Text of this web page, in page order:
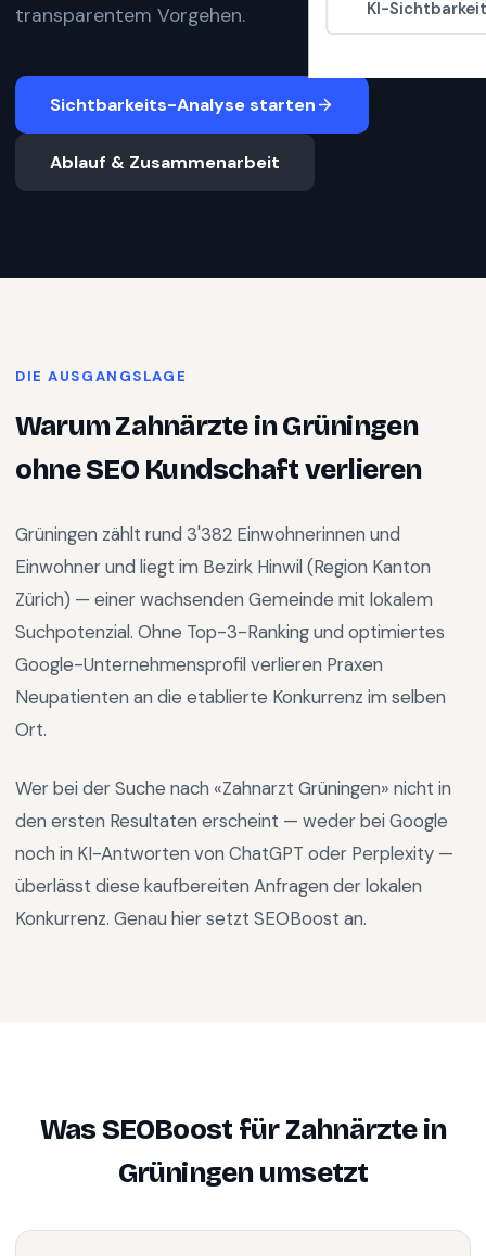
KI-
transparentem Vorgehen.
Sichtbarkeits-Analyse starten
Ablauf & Zusammenarbeit
DIE AUSGANGSLAGE
WarumZahnärzteinGrüningen
ohne SEO Kundschaft verlieren
Grüningen zählt rund 3'382 Einwohnerinnen und
Einwohner und liegt im Bezirk Hinwil (Region Kanton
Zürich) — einer wachsenden Gemeinde mit lokalem
Suchpotenzial. Ohne Top-3-Ranking und optimiertes
Google-Unternehmensprofil verlieren Praxen
Neupatienten an die etablierte Konkurrenz im selben
Ort.
Wer bei der Suche nach «Zahnarzt Grüningen» nicht in
den ersten Resultaten erscheint — weder bei Google
noch in KI-Antworten von ChatGPT oder Perplexity —
überlässt diese kaufbereiten Anfragen der lokalen
Konkurrenz. Genau hier setzt SEOBoost an.
Was SEOBoost fürZahnärztein
Grüningenumsetzt